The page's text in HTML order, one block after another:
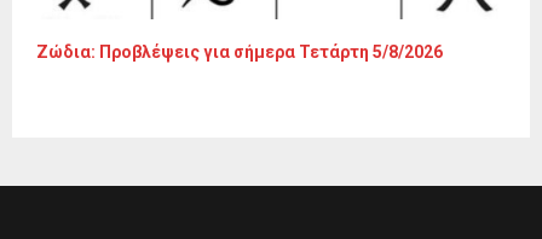
Ζώδια: Προβλέψεις για σήμερα Τετάρτη 5/8/2026